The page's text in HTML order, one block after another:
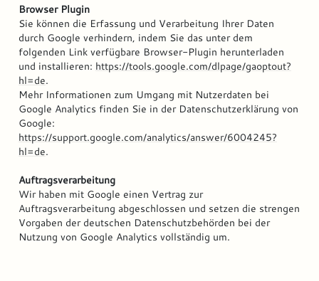
Browser Plugin
Sie können die Erfassung und Verarbeitung Ihrer Daten
durch Google verhindern, indem Sie das unter dem
folgenden Link verfügbare Browser-Plugin herunterladen
und installieren: https://tools.google.com/dlpage/gaoptout?
hl=de.
Mehr Informationen zum Umgang mit Nutzerdaten bei
Google Analytics finden Sie in der Datenschutzerklärung von
Google:
https://support.google.com/analytics/answer/6004245?
hl=de.
Auftragsverarbeitung
Wir haben mit Google einen Vertrag zur
Auftragsverarbeitung abgeschlossen und setzen die strengen
Vorgaben der deutschen Datenschutzbehörden bei der
Nutzung von Google Analytics vollständig um.